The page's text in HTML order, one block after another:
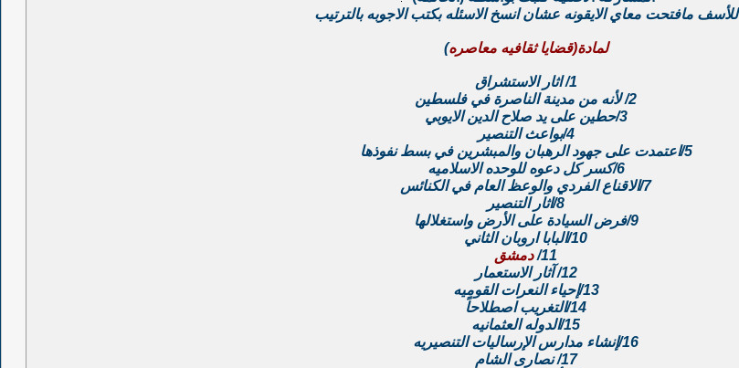
للأسف مافتحت معاي الايقونه عشان انسخ الاسئله بكتب الاجوبه بالترتيب
لمادة(قضايا ثقافيه معاصره)
1/ اثار الاستشراق
2/ لأنه من مدينة الناصرة في فلسطين
3/حطين على يد صلاح الدين الايوبي
4/بواعث التنصير
5/اعتمدت على جهود الرهبان والمبشرين في بسط نفوذها
6/كسر كل دعوه للوحده الاسلاميه
7/الاقناع الفردي والوعظ العام في الكنائس
8/اثار التنصير
9/فرض السيادة على الأرض واستغلالها
10/البابا اروبان الثاني
11/ دمشق
12/ آثار الاستعمار
13/إحياء النعرات القوميه
14/التغريب اصطلاحاً
15/الدوله العثمانيه
16/إنشاء مدارس الإرساليات التنصيريه
17/ نصارى الشام